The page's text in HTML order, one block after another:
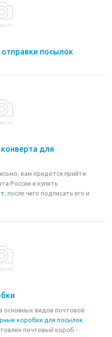
посылок
для
вам придётся прийти
России и купить
, после чего подписать его и
основных видов почтовой
коробки для посылок.
почтовый короб -